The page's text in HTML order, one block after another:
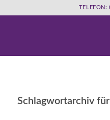
TELEFON:
Schlagwortarchiv